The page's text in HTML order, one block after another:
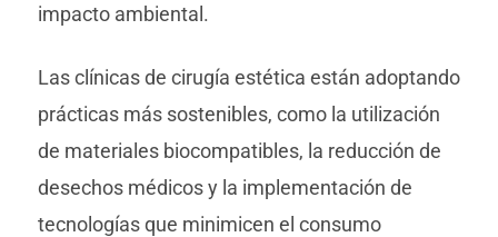
impacto ambiental.
Las clínicas de cirugía estética están adoptando
prácticas más sostenibles, como la utilización
de materiales biocompatibles, la reducción de
desechos médicos y la implementación de
tecnologías que minimicen el consumo